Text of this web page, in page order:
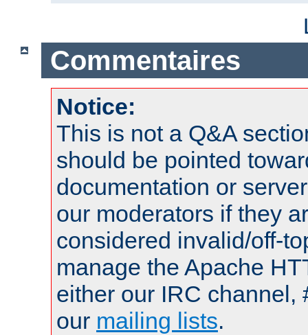
Commentaires
Notice:
This is not a Q&A
should be pointed
documentation or
our moderators if they
considered invalid/off-
manage the Apache
either our IRC channel,
our mailing lists.